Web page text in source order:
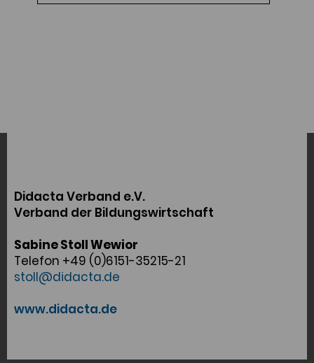
Didacta Verband e.V.
Verband der Bildungswirtschaft
Sabine Stoll Wewior
Telefon +49 (0)6151-35215-21
stoll@didacta.de
www.didacta.de